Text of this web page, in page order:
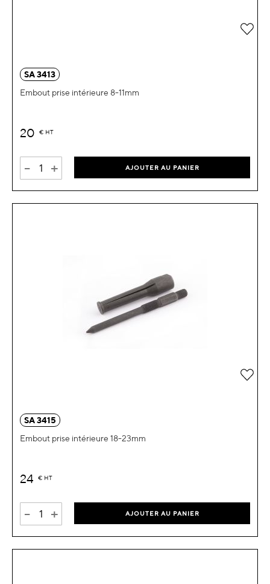
SA 3413
Embout prise intérieure 8-11mm
20 € HT
- + AJOUTER AU PANIER
SA 3415
Embout prise intérieure 18-23mm
24 € HT
- + AJOUTER AU PANIER